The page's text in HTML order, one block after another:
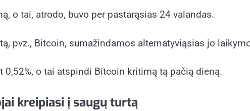
o tai, atrodo, buvo per pastarąsias 24 valandas.
pvz., Bitcoin, sumažindamos alternatyviąsias jo
o tai atspindi Bitcoin kritimą tą pačią dieną.
kreipiasi į saugų turtą